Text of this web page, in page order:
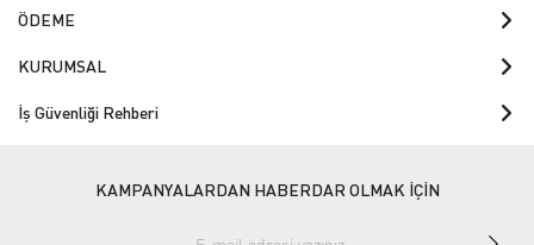
ÖDEME
KURUMSAL
İş Güvenliği Rehberi
KAMPANYALARDAN HABERDAR OLMAK İÇİN